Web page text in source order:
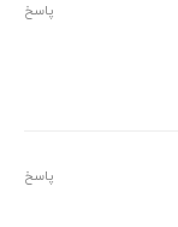
پاسخ
پاسخ